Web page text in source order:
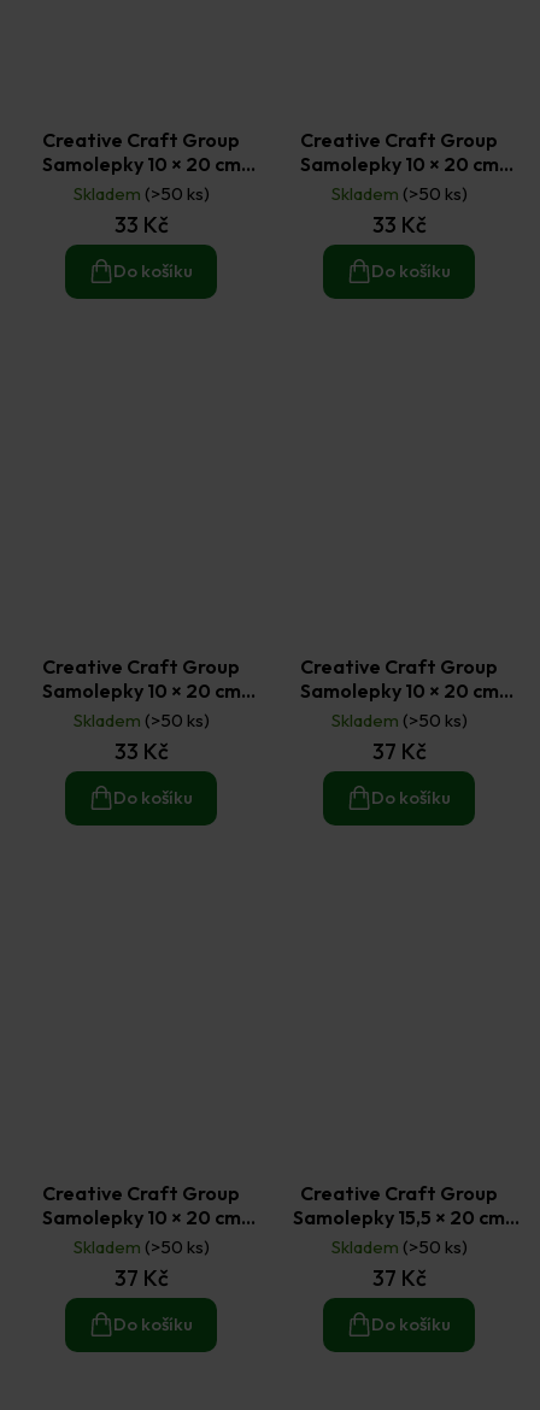
Creative Craft Group
Samolepky 10 × 20 cm
Koně č. 2
Skladem (>50 ks)
33 Kč
Do košíku
Creative Craft Group
Samolepky 10 × 20 cm
Pejsci č. 1
Skladem (>50 ks)
33 Kč
Do košíku
Creative Craft Group
Samolepky 10 × 20 cm
Pejsci č. 2
Skladem (>50 ks)
33 Kč
Do košíku
Creative Craft Group
Samolepky 10 × 20 cm
Tlapková patrola č. 2
Skladem (>50 ks)
37 Kč
Do košíku
Creative Craft Group
Samolepky 10 × 20 cm
Woezel & Pip
Skladem (>50 ks)
37 Kč
Do košíku
Creative Craft Group
Samolepky 15,5 × 20 cm
Auta
Skladem (>50 ks)
37 Kč
Do košíku